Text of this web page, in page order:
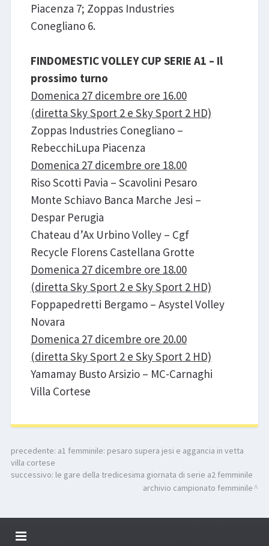
Piacenza 7; Zoppas Industries
Conegliano 6.
FINDOMESTIC VOLLEY CUP SERIE A1 – Il
prossimo turno
Domenica 27 dicembre ore 16.00
(diretta Sky Sport 2 e Sky Sport 2 HD)
Zoppas Industries Conegliano –
RebecchiLupa Piacenza
Domenica 27 dicembre ore 18.00
Riso Scotti Pavia – Scavolini Pesaro
Monte Schiavo Banca Marche Jesi –
Despar Perugia
Chateau d’Ax Urbino Volley – Cgf
Recycle Florens Castellana Grotte
Domenica 27 dicembre ore 18.00
(diretta Sky Sport 2 e Sky Sport 2 HD)
Foppapedretti Bergamo – Asystel Volley
Novara
Domenica 27 dicembre ore 20.00
(diretta Sky Sport 2 e Sky Sport 2 HD)
Yamamay Busto Arsizio – MC-Carnaghi
Villa Cortese
precedente: a1 femminile: pesaro supera jesi e aggancia in vetta
villa cortese
successivo: le gare della tredicesima giornata di serie a2 femminile
archivio campionato femminile